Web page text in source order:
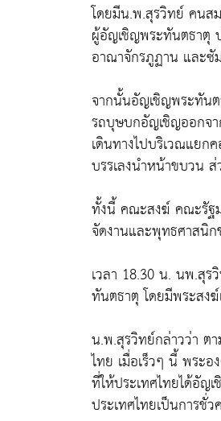
โดยมีน.พ.สุรวิทย์ คนส
ผู้อัญเชิญพระทันตธาตุ
อาณาจักรภูฏาน และซั
จากนั้นอัญเชิญพระทัน
รถบุษบกอัญเชิญออกจ
เดินทางไปบริเวณแยก
บรรเลงนำหน้าขบวน
ทั้งนี้ คณะสงฆ์ คณะรัฐ
จัดงานและพุทธศาสนิ
เวลา 18.30 น. นพ.สุ
ทันตธาตุ โดยมีพระสง
น.พ.สุรวิทย์กล่าวว่า ต
ไทย เมื่อเร็วๆ นี้ พระ
ที่ให้ประเทศไทยได้อัญ
ประเทศไทยเป็นการชั่